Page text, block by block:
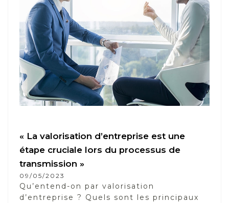
« La valorisation d’entreprise est une
étape cruciale lors du processus de
transmission »
09/05/2023
Qu’entend-on par valorisation
d’entreprise ? Quels sont les principaux